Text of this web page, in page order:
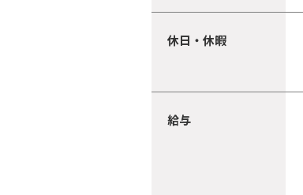
休日・休暇
給与